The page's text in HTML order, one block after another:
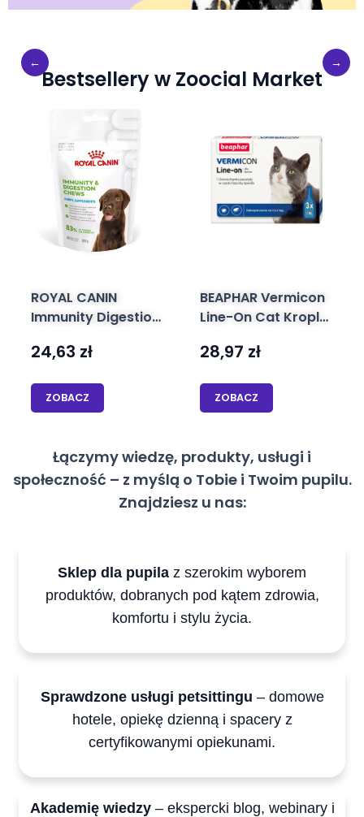
Bestsellery w Zoocial Market
ROYAL CANIN
Immunity Digestion
100g suplement na
trawienie i
odporność
24,63 zł
ZOBACZ
BEAPHAR Vermicon
Line-On Cat Krople
Kleszczom dla Kota
28,97 zł
ZOBACZ
Łączymy wiedzę, produkty, usługi i
społeczność – z myślą o Tobie i Twoim pupilu.
Znajdziesz u nas:
Sklep dla pupila z szerokim wyborem
produktów, dobranych pod kątem zdrowia,
komfortu i stylu życia.
Sprawdzone usługi petsittingu – domowe
hotele, opiekę dzienną i spacery z
certyfikowanymi opiekunami.
Akademię wiedzy– ekspercki blog, webinary i